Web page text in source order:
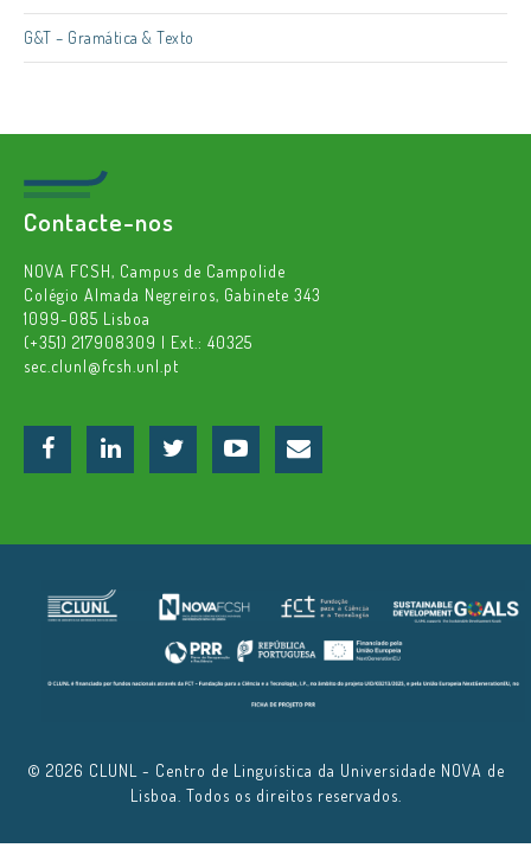
G&T – Gramática & Texto
Contacte-nos
NOVA FCSH, Campus de Campolide
Colégio Almada Negreiros, Gabinete 343
1099-085 Lisboa
(+351) 217908309 | Ext.: 40325
sec.clunl@fcsh.unl.pt
© 2026 CLUNL - Centro de Linguística da Universidade NOVA de
Lisboa. Todos os direitos reservados.